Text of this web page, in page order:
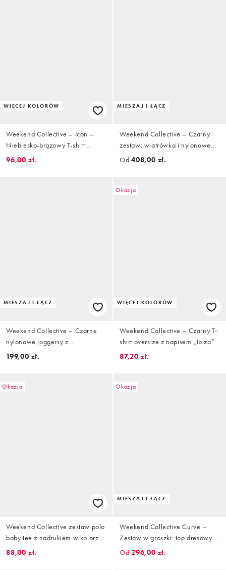
WIĘCEJ KOLORÓW
Weekend Collective – Icon –
Niebiesko-brązowy T-shirt
oversize z grafiką WCA
96,00 zł.
MIESZAJ I ŁĄCZ
Weekend Collective – Czarny
zestaw: wiatrówka i nylonowe
joggersy z baryłkowymi
Od 408,00 zł.
MIESZAJ I ŁĄCZ
Weekend Collective – Czarne
nylonowe joggersy z
baryłkowatymi nogawkami,
199,00 zł.
Okazja
WIĘCEJ KOLORÓW
Weekend Collective – Czarny T-
shirt oversize z napisem „Ibiza”
87,20 zł.
Okazja
Weekend Collective zestaw polo
baby tee z nadrukiem w kolorze
białym
88,00 zł.
Okazja
MIESZAJ I ŁĄCZ
Weekend Collective Curve –
Zestaw w groszki: top dresowy i
szorty
Od 296,00 zł.